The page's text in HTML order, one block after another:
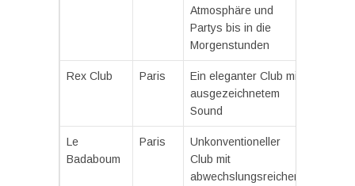
Atmosphäre und
Partys bis in die
Morgenstunden
Rex Club Paris
Ein eleganter Club mit
ausgezeichnetem
Sound
Le
Badaboum
Paris
Unkonventioneller
Club mit
abwechslungsreichen